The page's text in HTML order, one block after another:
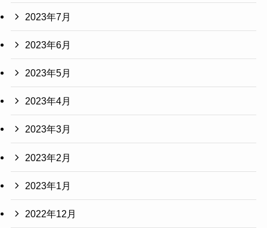
2023年7月
2023年6月
2023年5月
2023年4月
2023年3月
2023年2月
2023年1月
2022年12月